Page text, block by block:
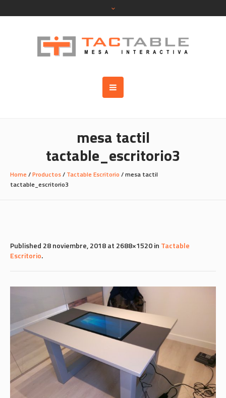
mesa tactil
tactable_escritorio3
Home /Productos/ Tactable Escritorio /mesa tactil
tactable_escritorio3
Published 28 noviembre, 2018at 2688×1520 in Tactable
Escritorio.